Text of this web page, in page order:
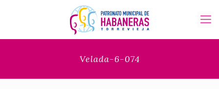
Velada-6-074